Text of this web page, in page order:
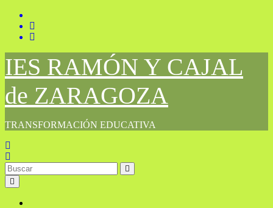
Saltar
contenido
IES RAMÓN Y CAJAL
de ZARAGOZA
TRANSFORMACIÓN EDUCATIVA